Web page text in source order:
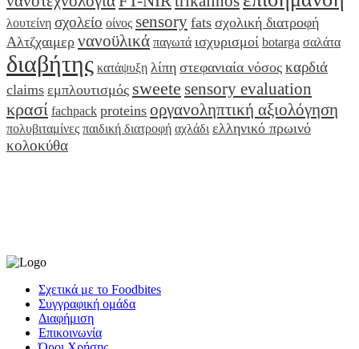
λουτείνη σχολείο οίνος sensory fats σχολική διατροφή
Αλτζχαιμερ νανοϋλικά παγωτά ισχυρισμοί botarga σαλάτα
διαβήτης κατάψυξη λίπη στεφανιαία νόσος καρδιά
claims εμπλουτισμός sweete sensory evaluation
κρασί fachpack proteins οργανοληπτική αξιολόγηση
πολυβιταμίνες παιδική διατροφή αχλάδι ελληνικό πρωινό
κολοκύθα
Σχετικά με το Foodbites
Συγγραφική ομάδα
Διαφήμιση
Επικοινωνία